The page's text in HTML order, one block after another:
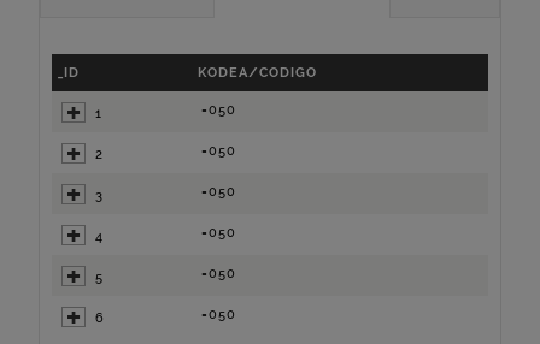
_ID KODEA/CODIGO
1 =050
2 =050
3 =050
4 =050
5 =050
6 =050